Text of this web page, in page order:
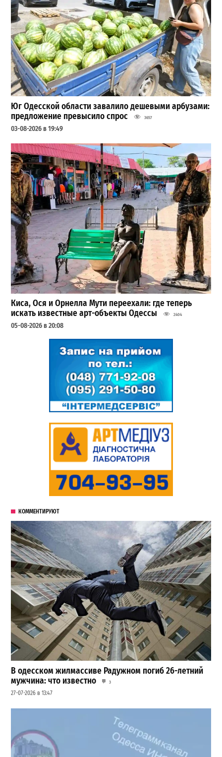
Юг Одесской области завалило дешевыми арбузами:
предложение превысило спрос
3657
03-08-2026 в 19:49
Киса, Ося и Орнелла Мути переехали: где теперь
искать известные арт-объекты Одессы
2404
05-08-2026 в 20:08
КОММЕНТИРУЮТ
В одесском жилмассиве Радужном погиб 26-летний
мужчина: что известно
3
27-07-2026 в 13:47